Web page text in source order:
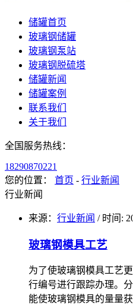
储罐首页
玻璃钢储罐
玻璃钢泵站
玻璃钢脱硫塔
储罐新闻
储罐案例
联系我们
关于我们
全国服务热线：
18290870221
您的位置： 首页 - 行业新闻
行业新闻
来源： 行业新闻 / 时间:
玻璃钢模具工艺
为了使玻璃钢模具工艺
行编号进行跟踪办理。
能使玻璃钢模具的量量